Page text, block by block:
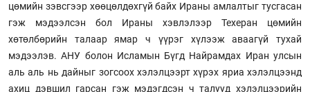
цөмийн зэвсгээр хөөцөлдөхгүй байх Ираны амлалтыг тусгасан
гэж мэдээлсэн бол Ираны хэвлэлээр Техеран цөмийн
хөтөлбөрийн талаар ямар ч үүрэг хүлээж аваагүй тухай
мэдээлэв. АНУ болон Исламын Бүгд Найрамдах Иран улсын
аль аль нь дайныг зогсоох хэлэлцээрт хүрэх яриа хэлэлцээнд
ахиц дэвшил гарсан гэж мэдэгдсэн ч талууд хэлэлцээрийн